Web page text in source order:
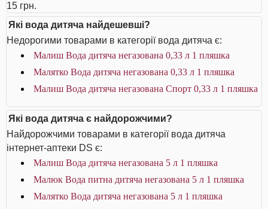
15 грн.
Які вода дитяча найдешевші?
Недорогими товарами в категорії вода дитяча є:
Малиш Вода дитяча негазована 0,33 л 1 пляшка
Малятко Вода дитяча негазована 0,33 л 1 пляшка
Малиш Вода дитяча негазована Спорт 0,33 л 1 пляшка
Які вода дитяча є найдорожчими?
Найдорожчими товарами в категорії вода дитяча
інтернет-аптеки DS є:
Малиш Вода дитяча негазована 5 л 1 пляшка
Малюк Вода питна дитяча негазована 5 л 1 пляшка
Малятко Вода дитяча негазована 5 л 1 пляшка